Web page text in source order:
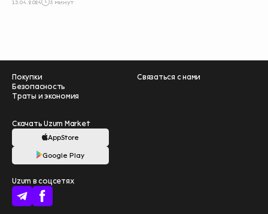
13.04.2024 5 минут
Покупки
Безопасность
Траты и экономия
Связаться с нами
Скачать Uzum Market
AppStore
Google Play
Uzum в соцсетях
Помогите нам
стать лучше –
пройдите опрос